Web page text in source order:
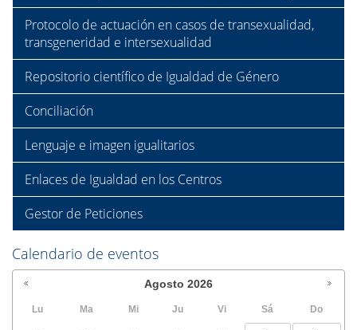
Protocolo de actuación en casos de transexualidad,
transgeneridad e intersexualidad
Repositorio científico de Igualdad de Género
Conciliación
Lenguaje e imagen igualitarios
Enlaces de Igualdad en los Centros
Gestor de Peticiones
Calendario de eventos
Agosto 2026
Lu Ma Mi Ju Vi Sá Do